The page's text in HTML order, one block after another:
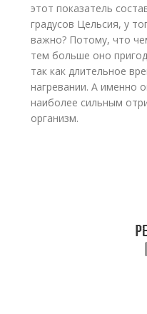
этот показатель
градусов Цельсия, у
важно? Потому, что
тем больше оно
так как длительное
нагревании. А именно
наиболее сильным
организм.